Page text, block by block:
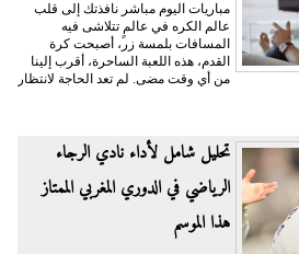
مباريات اليوم مباشر نافذتك إلى قلب
عالم الكره في عالمٍ تتلاشى فيه
المسافات بلمسة زر، أصبحت كرة
القدم، هذه اللعبة الساحرة، أقرب إلينا
من أي وقت مضى. لم تعد الحاجة لانتظار
تحليل شامل لأداء نادي الرجاء
الرياضي في الدوري المغربي الممتاز
هذا الموسم